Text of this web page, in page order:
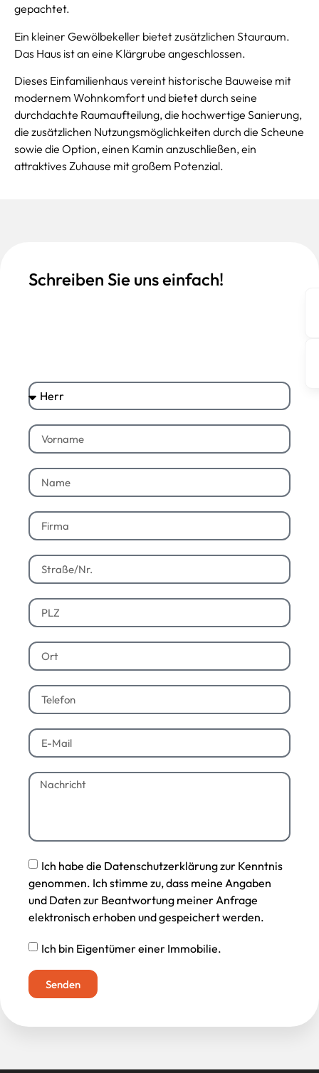
gepachtet.
Ein kleiner Gewölbekeller bietet zusätzlichen Stauraum.
Das Haus ist an eine Klärgrube angeschlossen.
Dieses Einfamilienhaus vereint historische Bauweise mit
modernem Wohnkomfort und bietet durch seine
durchdachte Raumaufteilung, die hochwertige Sanierung,
die zusätzlichen Nutzungsmöglichkeiten durch die Scheune
sowie die Option, einen Kamin anzuschließen, ein
attraktives Zuhause mit großem Potenzial.
Schreiben Sie uns einfach!
Ich habe die Datenschutzerklärung zur Kenntnis
genommen. Ich stimme zu, dass meine Angaben
und Daten zur Beantwortung meiner Anfrage
elektronisch erhoben und gespeichert werden.
Ich bin Eigentümer einer Immobilie.
Senden